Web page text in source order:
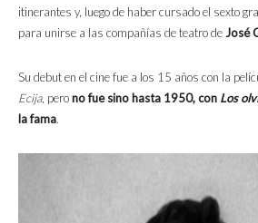
itinerantes y, luego de haber cursado el sexto
para unirse a las compañías de teatro deJosé
Su debut en el cine fue a los 15 años con la
Ecija, perono fue sino hasta 1950, con Los
la fama.